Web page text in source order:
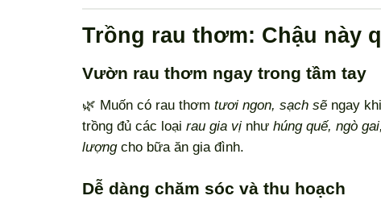
Trồng rau thơm: Chậu này
Vườn rau thơm ngay trong tầm tay
🌿 Muốn có rau thơm tươi ngon, sạch sẽ ngay
trồng đủ các loại rau gia vị như húng quế, ngò
lượngcho bữa ăn gia đình.
Dễ dàng chăm sóc và thu hoạch